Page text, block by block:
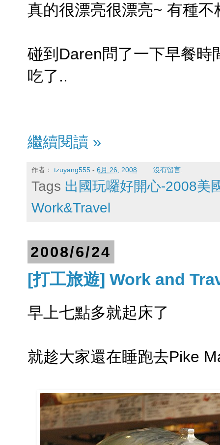
真的很漂亮很漂亮~ 有種不
碰到Daren問了一下早餐時
吃了..
繼續閱讀 »
作者： tzuyang555 - 6月 26, 2008 沒有留言:
Tags 出國玩囉好開心-2008美
Work&Travel
2008/6/24
[打工旅遊] Work and
早上七點多就起床了
就趁大家還在睡跑去Pike